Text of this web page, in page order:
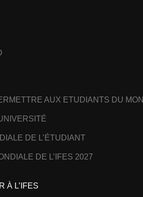
AUX ETUDIANTS DU
DE L’ÉTUDIANT
DE L’IFES 2027
À L’IFES